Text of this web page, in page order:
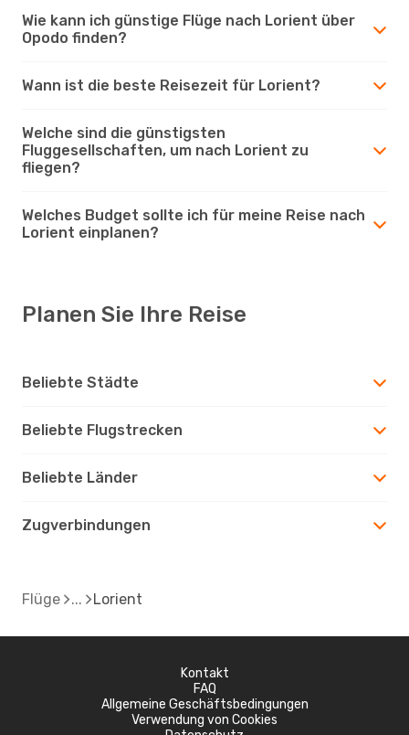
Wie kann ich günstige Flüge nach Lorient über
Opodo finden?
Wann ist die beste Reisezeit für Lorient?
Welche sind die günstigsten
Fluggesellschaften, um nach Lorient zu
fliegen?
Welches Budget sollte ich für meine Reise nach
Lorient einplanen?
Planen Sie Ihre Reise
Beliebte Städte
Beliebte Flugstrecken
Beliebte Länder
Zugverbindungen
Flüge Lorient
Kontakt
FAQ
Allgemeine Geschäftsbedingungen
Verwendung von Cookies